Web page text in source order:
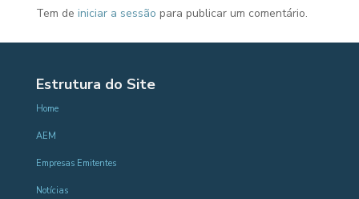
Tem de iniciar a sessão para publicar um comentário.
Estrutura do Site
Home
AEM
Empresas Emitentes
Notícias